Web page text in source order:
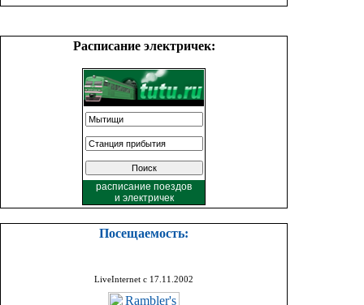
Расписание электричек:
расписание поездов
и электричек
Посещаемость:
LiveInternet с 17.11.2002